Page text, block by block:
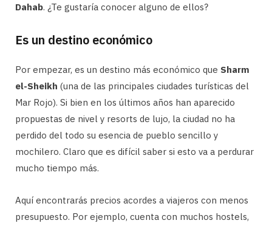
Dahab. ¿Te gustaría conocer alguno de ellos?
Es un destino económico
Por empezar, es un destino más económico que Sharm
el-Sheikh (una de las principales ciudades turísticas del
Mar Rojo). Si bien en los últimos años han aparecido
propuestas de nivel y resorts de lujo, la ciudad no ha
perdido del todo su esencia de pueblo sencillo y
mochilero. Claro que es difícil saber si esto va a perdurar
mucho tiempo más.
Aquí encontrarás precios acordes a viajeros con menos
presupuesto. Por ejemplo, cuenta con muchos hostels,